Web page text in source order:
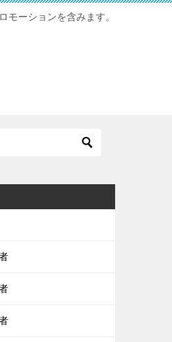
モーションを含みます。